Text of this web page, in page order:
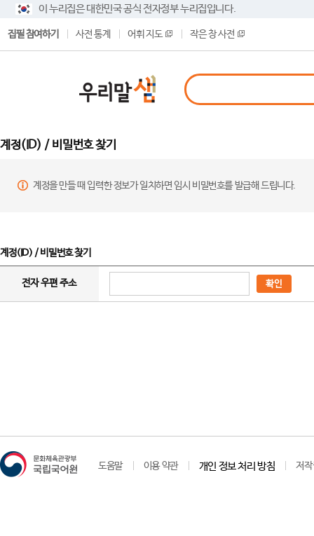
이 누리집은 대한민국 공식 전자정부 누리집입니다.
집필 참여하기 사전 통계 어휘 지도 작은 창 사전
계정(ID) / 비밀번호 찾기
계정을 만들 때 입력한 정보가 일치하면 임시 비밀번호를 발급해 드립니다.
계정(ID) / 비밀번호 찾기
전자 우편 주소 확인
도움말 이용 약관 개인 정보 처리 방침 저